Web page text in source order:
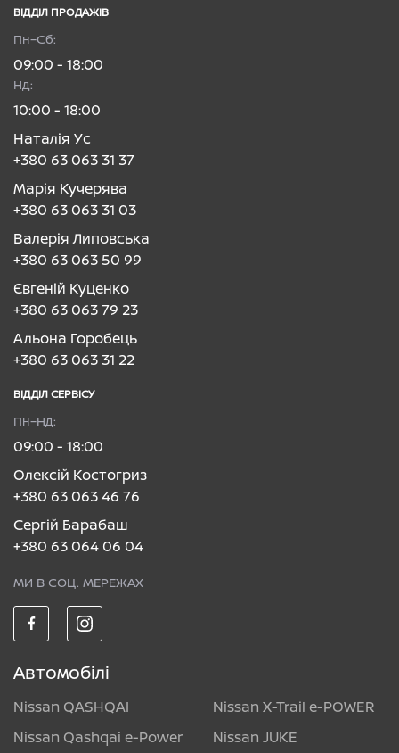
ВІДДІЛ ПРОДАЖІВ
Пн–Сб:
09:00 - 18:00
Нд:
10:00 - 18:00
Наталія Ус
+380 63 063 31 37
Марія Кучерява
+380 63 063 31 03
Валерія Липовська
+380 63 063 50 99
Євгеній Куценко
+380 63 063 79 23
Альона Горобець
+380 63 063 31 22
ВІДДІЛ CЕРВІСУ
Пн–Нд:
09:00 - 18:00
Олексій Костогриз
+380 63 063 46 76
Сергій Барабаш
+380 63 064 06 04
МИ В СОЦ. МЕРЕЖАХ
Автомобілі
Nissan QASHQAI
Nissan X-Trail e-POWER
Nissan Qashqai e-Power
Nissan JUKE